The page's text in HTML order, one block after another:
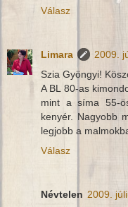
Válasz
Limara
2009.
Szia Gyöngyi!
A BL 80-as
mint a síma 55-
kenyér. Nagyobb
legjobb a
Válasz
Névtelen 2009.